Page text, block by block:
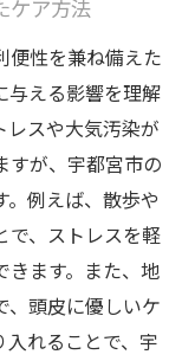
クス方法
定のメカニズ
ラックス法
提供する宇都
ア製品の特徴
ェッショナル
ケア方法
便性を兼ね備えた
与える影響を理解
レスや大気汚染が
すが、宇都宮市の
例えば、散歩や
で、ストレスを軽
きます。また、地
、頭皮に優しいケ
れることで、宇